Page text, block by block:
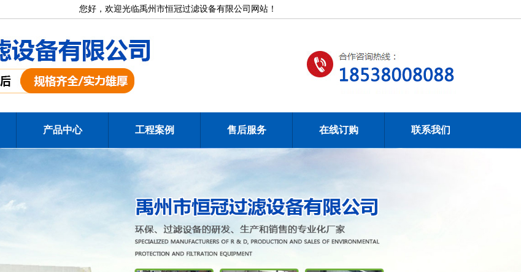
您好，欢迎光临禹州市恒冠过滤设备有限公司网站！
产品中心 工程案例 售后服务 在线订购 联系我们